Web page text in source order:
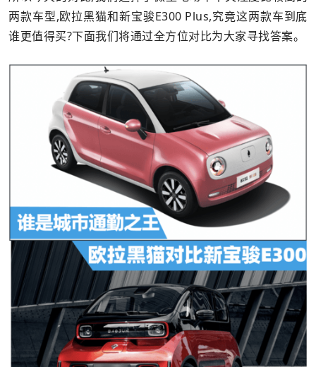
两款车型,欧拉黑猫和新宝骏E300 Plus,究竟这两款车到底
谁更值得买?下面我们将通过全方位对比为大家寻找答案。